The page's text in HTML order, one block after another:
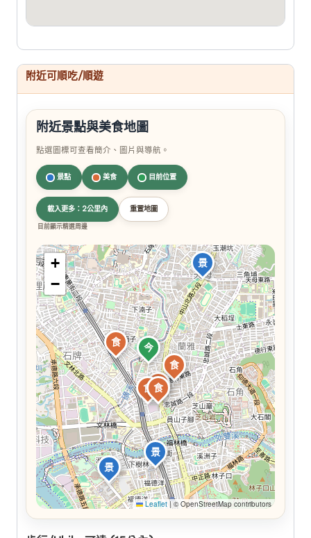
附近可順吃/順遊
附近景點與美食地圖
點選圖標可查看簡介、圖片與導航。
景點 美食 目前位置
載入更多：2公里內 重置地圖
目前顯示精選周邊
今
食
食
景
景
食
食
景
食
+
−
Leaflet |© OpenStreetMap contributors